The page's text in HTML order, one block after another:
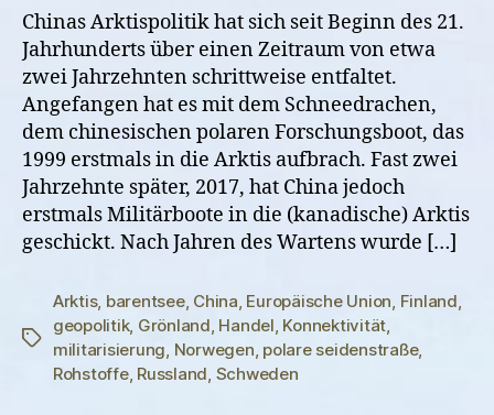
Auf
zur
polaren
Großmacht?
Chinas Arktispolitik hat sich seit Beginn des 21.
Jahrhunderts über einen Zeitraum von etwa
zwei Jahrzehnten schrittweise entfaltet.
Angefangen hat es mit dem Schneedrachen,
dem chinesischen polaren Forschungsboot, das
1999 erstmals in die Arktis aufbrach. Fast zwei
Jahrzehnte später, 2017, hat China jedoch
erstmals Militärboote in die (kanadische) Arktis
geschickt. Nach Jahren des Wartens wurde […]
Schlagwörter
Arktis, barentsee, China Europäische Union Finland
geopolitik, Grönland Handel Konnektivität
militarisierung Norwegen polare seidenstraße,
Rohstoffe, Russland Schweden